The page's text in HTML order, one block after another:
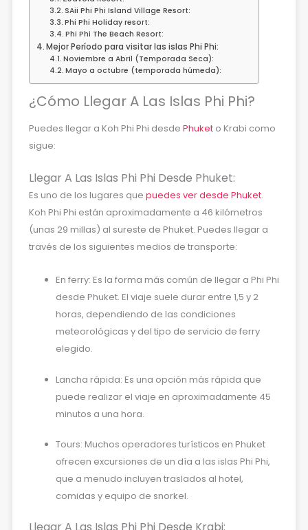
SAii Phi Phi Island Village Resort:
Phi Phi Holiday resort:
Phi Phi The Beach Resort:
Mejor Período para visitar las islas Phi Phi:
Noviembre a Abril (Temporada Seca):
Mayo a octubre (temporada húmeda):
¿Cómo Llegar A Las Islas Phi Phi?
Puedes llegar a Koh Phi Phi desde Phuket o Krabi como
sigue:
Llegar A Las Islas Phi Phi Desde Phuket:
Es uno de los lugares que puedes ver desde Phuket.
Koh Phi Phi están aproximadamente a 46 kilómetros
(unas 29 millas) al sureste de Phuket. Puedes llegar a
través de los siguientes medios de transporte:
En ferry: Es la forma más común de llegar a Phi Phi
desde Phuket. El viaje suele durar entre 1,5 y 2
horas, dependiendo de las condiciones
meteorológicas y del tipo de servicio de ferry
elegido.
Lancha rápida: Es una opción más rápida que
puede realizar el viaje en aproximadamente 45
minutos a una hora.
Tours: Muchos operadores turísticos en Phuket
ofrecen excursiones de un día a las islas Phi Phi,
que a menudo incluyen traslados al hotel,
comidas y equipo de snorkel.
Llegar A Las Islas Phi Phi Desde Krabi: